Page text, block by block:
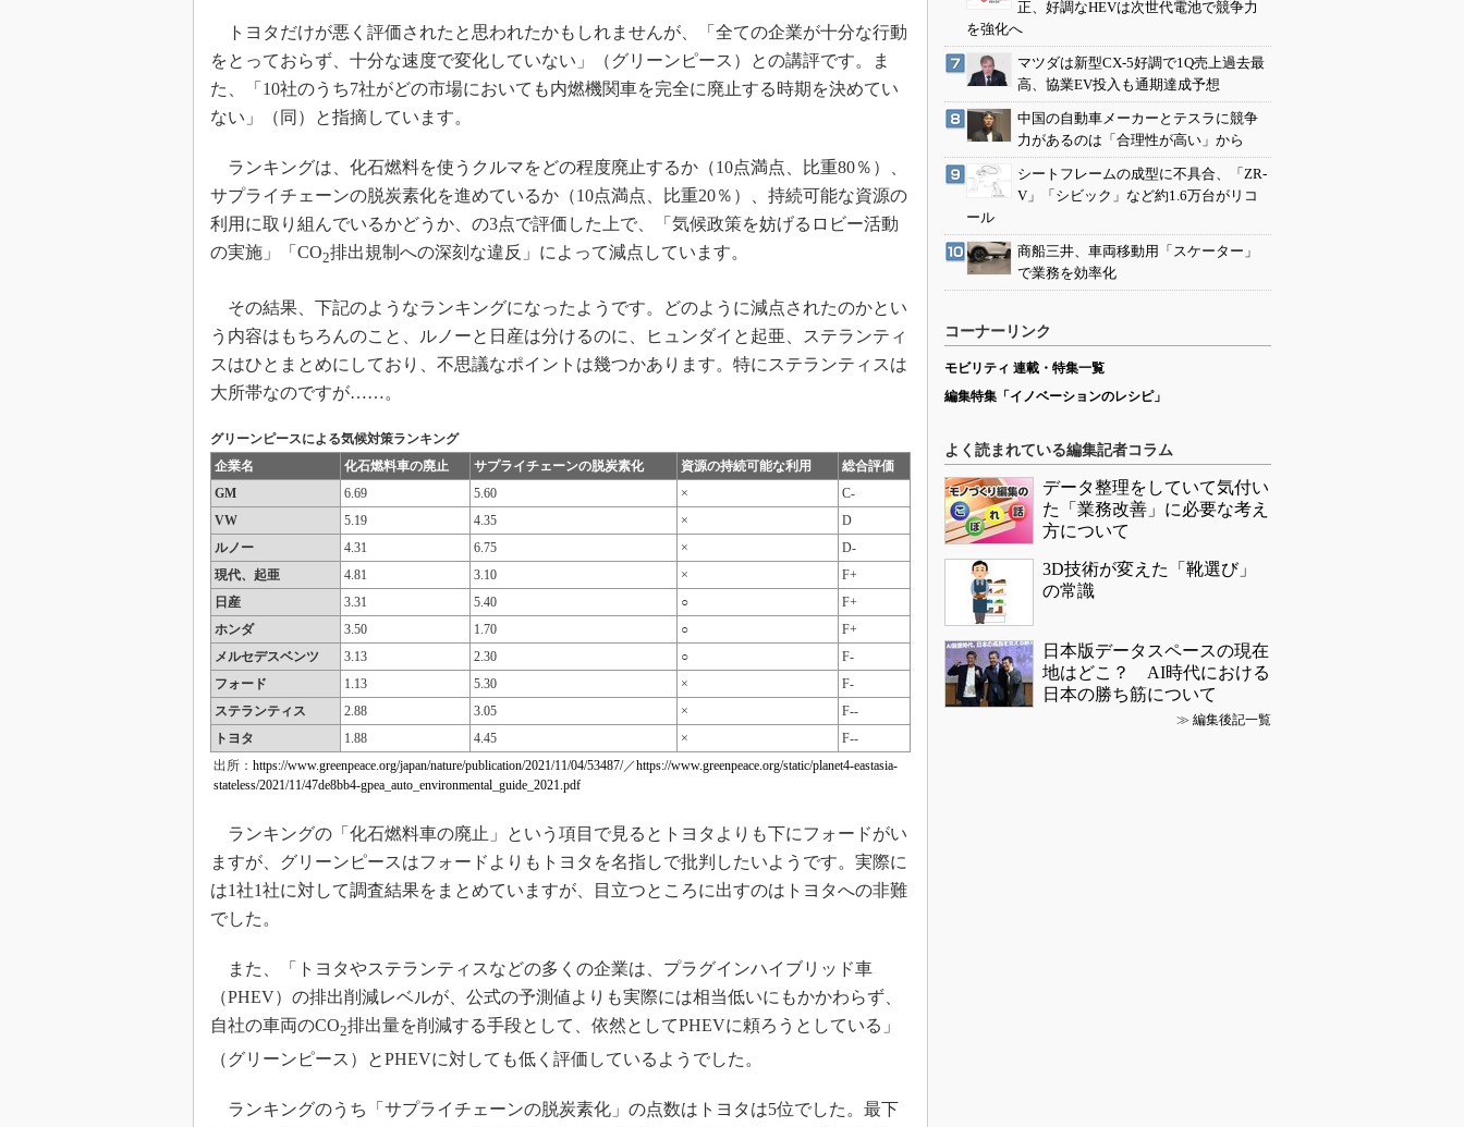
知財マネジメント
海外生産
新型コロナへの対応
トヨタだけが悪く評価されたと思われたかもしれませんが、「全ての企業が十分な行動
をとっておらず、十分な速度で変化していない」（グリーンピース）との講評です。ま
た、「10社のうち7社がどの市場においても内燃機関車を完全に廃止する時期を決めてい
ない」（同）と指摘しています。
ランキングは、化石燃料を使うクルマをどの程度廃止するか（10点満点、比重80％）、
サプライチェーンの脱炭素化を進めているか（10点満点、比重20％）、持続可能な資源の
利用に取り組んでいるかどうか、の3点で評価した上で、「気候政策を妨げるロビー活動
の実施」「CO2排出規制への深刻な違反」によって減点しています。
その結果、下記のようなランキングになったようです。どのように減点されたのかとい
う内容はもちろんのこと、ルノーと日産は分けるのに、ヒュンダイと起亜、ステランティ
スはひとまとめにしており、不思議なポイントは幾つかあります。特にステランティスは
大所帯なのですが……。
グリーンピースによる気候対策ランキング
企業名
化石燃料車の廃止 サプライチェーンの脱炭素化 資源の持続可能な利用
総合評価
GM
6.69 5.60 ×
C-
VW
5.19 4.35 ×
D
ルノー
4.31 6.75 ×
D-
現代、起亜
4.81 3.10 ×
F+
日産
3.31 5.40 ○
F+
ホンダ
3.50 1.70 ○
F+
メルセデスベンツ
3.13 2.30 ○
F-
フォード
1.13 5.30 ×
F-
ステランティス
2.88 3.05 ×
F--
トヨタ
1.88 4.45 ×
F--
出所： https://www.greenpeace.org/japan/nature/publication/2021/11/04/53487/／https://www.greenpeace.org/static/planet4-eastasia-
stateless/2021/11/47de8bb4-gpea_auto_environmental_guide_2021.pdf
ランキングの「化石燃料車の廃止」という項目で見るとトヨタよりも下にフォードがい
ますが、グリーンピースはフォードよりもトヨタを名指しで批判したいようです。実際に
は1社1社に対して調査結果をまとめていますが、目立つところに出すのはトヨタへの非難
でした。
また、「トヨタやステランティスなどの多くの企業は、プラグインハイブリッド車
（PHEV）の排出削減レベルが、公式の予測値よりも実際には相当低いにもかかわらず、
自社の車両のCO2排出量を削減する手段として、依然としてPHEVに頼ろうとしている」
（グリーンピース）とPHEVに対しても低く評価しているようでした。
ランキングのうち「サプライチェーンの脱炭素化」の点数はトヨタは5位でした。最下
正、好調なHEVは次世代電池で競争力
を強化へ
マツダは新型CX-5好調で1Q売上過去最
高、協業EV投入も通期達成予想
中国の自動車メーカーとテスラに競争
力があるのは「合理性が高い」から
シートフレームの成型に不具合、「ZR-
V」「シビック」など約1.6万台がリコ
ール
商船三井、車両移動用「スケーター」
で業務を効率化
コーナーリンク
モビリティ 連載・特集一覧
編集特集「イノベーションのレシピ」
よく読まれている編集記者コラム
データ整理をしていて気付い
た「業務改善」に必要な考え
方について
3D技術が変えた「靴選び」
の常識
日本版データスペースの現在
地はどこ？ AI時代における
日本の勝ち筋について
≫ 編集後記一覧